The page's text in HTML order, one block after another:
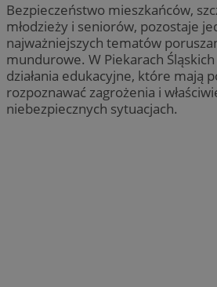
Bezpieczeństwo mieszkańców,
młodzieży i seniorów, pozostaje
najważniejszych tematów
mundurowe. W Piekarach
działania edukacyjne, które mają
rozpoznawać zagrożenia i
niebezpiecznych sytuacjach.